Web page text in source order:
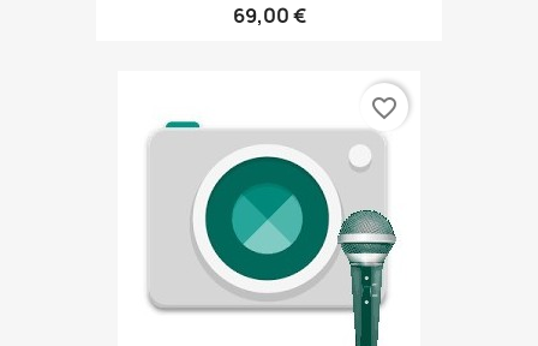
69,00 €
favorite_border